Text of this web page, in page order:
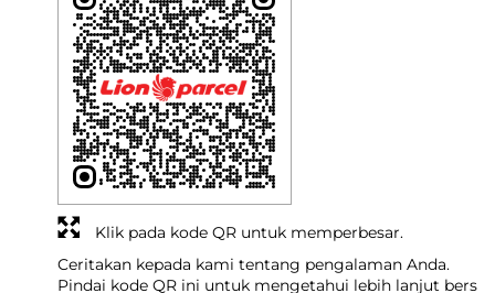
Ceritakan kepada kami tentang pengalaman Anda.
Pindai kode QR ini untuk mengetahui lebih lanjut bers
Klik pada kode QR untuk memperbesar.